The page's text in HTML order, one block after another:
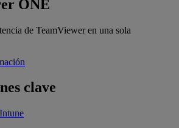
ONE
de TeamViewer en una sola
clave